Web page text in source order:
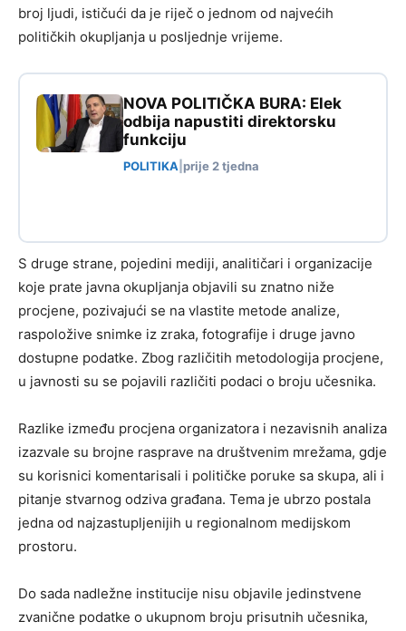
broj ljudi, ističući da je riječ o jednom od najvećih
političkih okupljanja u posljednje vrijeme.
NOVA POLITIČKA BURA: Elek
odbija napustiti direktorsku
funkciju
POLITIKA prije 2 tjedna
S druge strane, pojedini mediji, analitičari i organizacije
koje prate javna okupljanja objavili su znatno niže
procjene, pozivajući se na vlastite metode analize,
raspoložive snimke iz zraka, fotografije i druge javno
dostupne podatke. Zbog različitih metodologija procjene,
u javnosti su se pojavili različiti podaci o broju učesnika.
Razlike između procjena organizatora i nezavisnih analiza
izazvale su brojne rasprave na društvenim mrežama, gdje
su korisnici komentarisali i političke poruke sa skupa, ali i
pitanje stvarnog odziva građana. Tema je ubrzo postala
jedna od najzastupljenijih u regionalnom medijskom
prostoru.
Do sada nadležne institucije nisu objavile jedinstvene
zvanične podatke o ukupnom broju prisutnih učesnika,